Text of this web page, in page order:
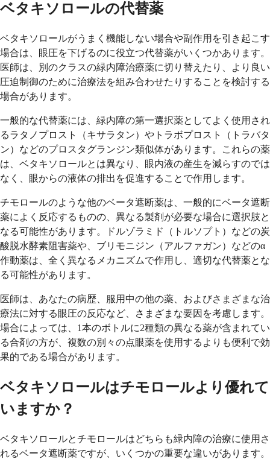
ベタキソロールの代替薬
ベタキソロールがうまく機能しない場合や副作用を引き起こす
場合は、眼圧を下げるのに役立つ代替薬がいくつかあります。
医師は、別のクラスの緑内障治療薬に切り替えたり、より良い
圧迫制御のために治療法を組み合わせたりすることを検討する
場合があります。
一般的な代替薬には、緑内障の第一選択薬としてよく使用され
るラタノプロスト（キサラタン）やトラボプロスト（トラバタ
ン）などのプロスタグランジン類似体があります。これらの薬
は、ベタキソロールとは異なり、眼内液の産生を減らすのでは
なく、眼からの液体の排出を促進することで作用します。
チモロールのような他のベータ遮断薬は、一般的にベータ遮断
薬によく反応するものの、異なる製剤が必要な場合に選択肢と
なる可能性があります。ドルゾラミド（トルソプト）などの炭
酸脱水酵素阻害薬や、ブリモニジン（アルファガン）などのα
作動薬は、全く異なるメカニズムで作用し、適切な代替薬とな
る可能性があります。
医師は、あなたの病歴、服用中の他の薬、およびさまざまな治
療法に対する眼圧の反応など、さまざまな要因を考慮します。
場合によっては、1本のボトルに2種類の異なる薬が含まれてい
る合剤の方が、複数の別々の点眼薬を使用するよりも便利で効
果的である場合があります。
ベタキソロールはチモロールより優れて
いますか？
ベタキソロールとチモロールはどちらも緑内障の治療に使用さ
れるベータ遮断薬ですが、いくつかの重要な違いがあります。